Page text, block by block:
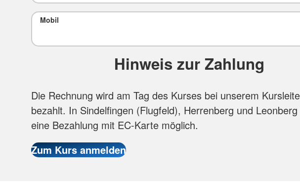
Mobil
Hinweis zur Zahlung
Die Rechnung wird am Tag des Kurses bei unserem
bezahlt. In Sindelfingen (Flugfeld), Herrenberg und
eine Bezahlung mit EC-Karte möglich.